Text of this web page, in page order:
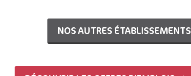
NOS AUTRES ÉTABLISSEMENTS